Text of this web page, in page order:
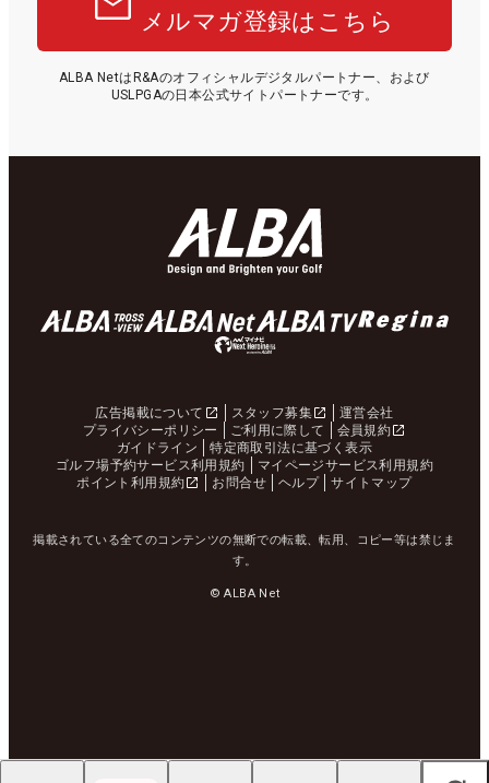
メルマガ登録はこちら
ALBA NetはR&Aのオフィシャルデジタルパートナー、および
USLPGAの日本公式サイトパートナーです。
広告掲載について スタッフ募集
運営会社
プライバシーポリシー
ご利用に際して
会員規約
ガイドライン
特定商取引法に基づく表示
ゴルフ場予約サービス利用規約
マイページサービス利用規約
ポイント利用規約
お問合せ ヘルプ サイトマップ
掲載されている全てのコンテンツの無断での転載、転用、コピー等は禁じま
す。
© ALBA Net